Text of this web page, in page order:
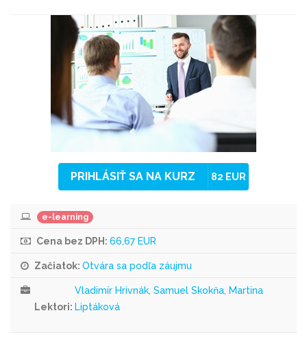
PRIHLÁSIŤ SA NA KURZ 82 EUR
e-learning
Cena bez DPH: 66,67 EUR
Začiatok: Otvára sa podľa záujmu
Lektori:
Vladimír Hrivnák, Samuel Skokňa, Martina
Liptáková